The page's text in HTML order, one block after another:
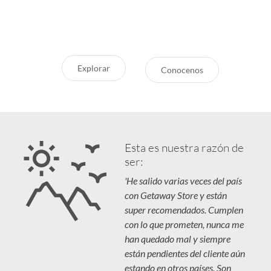
Explorar Conocenos
Esta es nuestra razón de
ser:
'He salido varias veces del país
con Getaway Store y están
super recomendados. Cumplen
con lo que prometen, nunca me
han quedado mal y siempre
están pendientes del cliente aún
estando en otros países. Son